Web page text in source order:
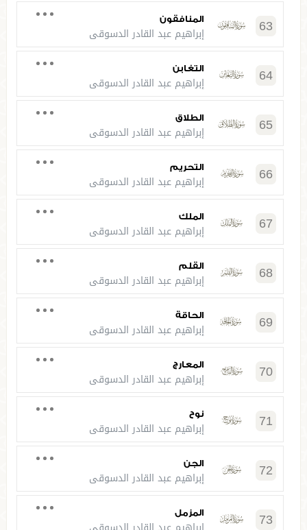
63 المنافقون
إبراهيم عبد القادر الدسوقي
64 التغابن
إبراهيم عبد القادر الدسوقي
65 الطلاق
إبراهيم عبد القادر الدسوقي
66 التحريم
إبراهيم عبد القادر الدسوقي
67 الملك
إبراهيم عبد القادر الدسوقي
68 القلم
إبراهيم عبد القادر الدسوقي
69 الحاقة
إبراهيم عبد القادر الدسوقي
70 المعارج
إبراهيم عبد القادر الدسوقي
71 نوح
إبراهيم عبد القادر الدسوقي
72 الجن
إبراهيم عبد القادر الدسوقي
73 المزمل